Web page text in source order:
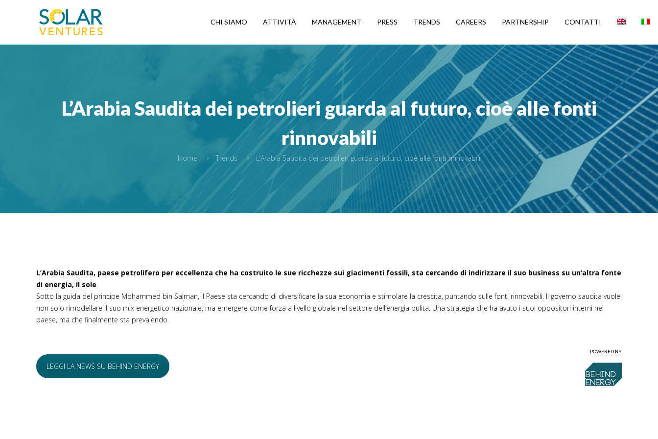
CHI SIAMO ATTIVITÀ MANAGEMENT PRESS TRENDS CAREERS PARTNERSHIP CONTATTI
L’Arabia Saudita dei petrolieri guarda al futuro, cioè alle fonti
rinnovabili
Home Trends L’Arabia Saudita dei petrolieri guarda al futuro, cioè alle fonti rinnovabili
L’Arabia Saudita, paese petrolifero per eccellenza che ha costruito le sue ricchezze sui giacimenti fossili, sta cercando di indirizzare il suo business su un’altra fonte
di energia, il sole.
Sotto la guida del principe Mohammed bin Salman, il Paese sta cercando di diversificare la sua economia e stimolare la crescita, puntando sulle fonti rinnovabili. Il governo saudita vuole
non solo rimodellare il suo mix energetico nazionale, ma emergere come forza a livello globale nel settore dell’energia pulita. Una strategia che ha avuto i suoi oppositori interni nel
paese, ma che finalmente sta prevalendo.
LEGGI LA NEWS SU BEHIND ENERGY
POWERED BY